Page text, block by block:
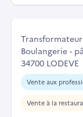
Transformateur
Boulangerie -
34700 LODEVE
Vente aux
Vente à la